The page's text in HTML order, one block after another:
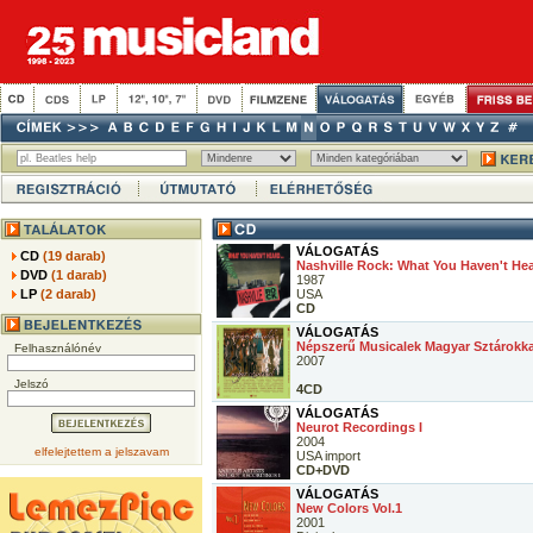
CD(19 darab)
DVD(1 darab)
LP(2 darab)
Felhasználónév
Jelszó
elfelejtettem a jelszavam
VÁLOGATÁS
Nashville Rock: What You Haven't
1987
USA
CD
VÁLOGATÁS
Népszerű Musicalek Magyar
2007
4CD
VÁLOGATÁS
Neurot Recordings I
2004
USA import
CD+DVD
VÁLOGATÁS
New Colors Vol.1
2001